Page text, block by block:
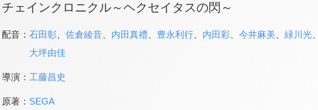
チェインクロニクル～ヘクセイタスの閃～
配音： 石田彰、 佐倉綾音、 内田真禮 豊永利行、 内田彩、 今井麻美 緑川光、
大坪由佳
導演： 工藤昌史
原著： SEGA